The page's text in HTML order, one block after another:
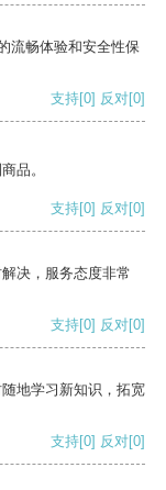
流畅体验和安全性保
支持[0] 反对[0]
品。
支持[0] 反对[0]
决，服务态度非常
支持[0] 反对[0]
地学习新知识，拓宽
支持[0] 反对[0]